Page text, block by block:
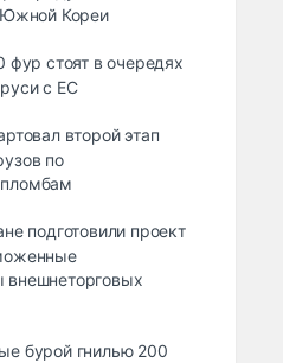
Южной Кореи
фур стоят в очередях
с ЕС
второй этап
по
подготовили проект
внешнеторговых
бурой гнилью 200